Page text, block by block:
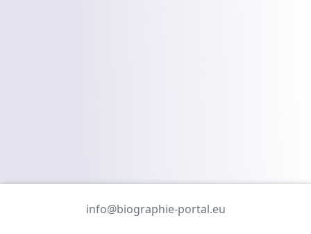
info@biographie-portal.eu